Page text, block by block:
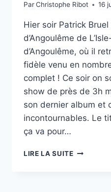
ParChristophe Ribot 16
Hier soir Patrick Bruel
d’Angoulême de
d’Angoulême, où il
fidèle venu en
complet ! Ce soir on
show de près de 3h
son dernier album et
incontournables. Le
ça va pour…
LIRE LA SUITECONCERT